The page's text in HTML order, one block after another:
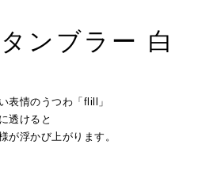
ンブラー 白
表情のうつわ「flill」
透けると
が浮かび上がります。